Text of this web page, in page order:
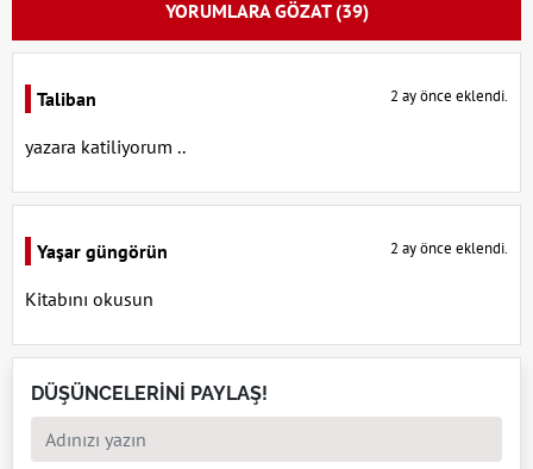
YORUMLARA GÖZAT (39)
Taliban 2 ay önce eklendi.
yazara katiliyorum ..
Yaşar güngörün 2 ay önce eklendi.
Kitabını okusun
DÜŞÜNCELERİNİ PAYLAŞ!